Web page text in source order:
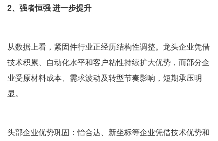
2、强者恒强 进一步提升
从数据上看，紧固件行业正经历结构性调整。龙头企业凭借
技术积累、自动化水平和客户粘性持续扩大优势，而部分企
业受原材料成本、需求波动及转型节奏影响，短期承压明
显。
头部企业优势巩固：怡合达、新坐标等企业凭借技术优势和